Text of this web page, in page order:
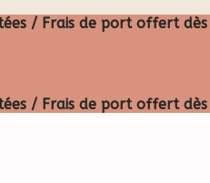
/ Frais de port offert
/ Frais de port offert